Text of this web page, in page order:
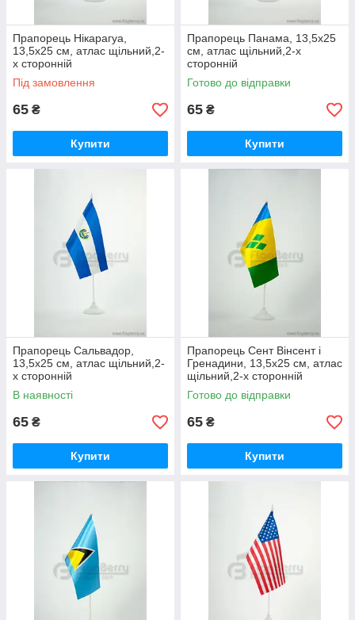
Прапорець Нікарагуа,
13,5х25 см, атлас щільний,2-
х сторонній
Під замовлення
65 ₴
Купити
Прапорець Панама, 13,5х25
см, атлас щільний,2-х
сторонній
Готово до відправки
65 ₴
Купити
Прапорець Сальвадор,
13,5х25 см, атлас щільний,2-
х сторонній
В наявності
65 ₴
Купити
Прапорець Сент Вінсент і
Гренадини, 13,5х25 см, атлас
щільний,2-х сторонній
Готово до відправки
65 ₴
Купити